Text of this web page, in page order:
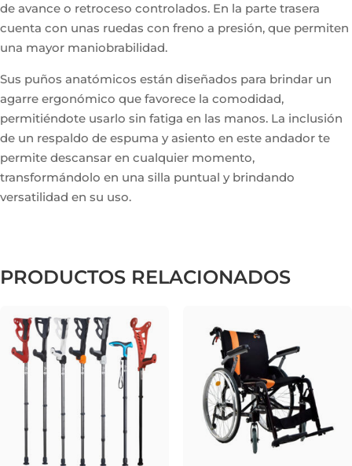
de avance o retroceso controlados. En la parte trasera
cuenta con unas ruedas con freno a presión, que permiten
una mayor maniobrabilidad.
Sus puños anatómicos están diseñados para brindar un
agarre ergonómico que favorece la comodidad,
permitiéndote usarlo sin fatiga en las manos. La inclusión
de un respaldo de espuma y asiento en este andador te
permite descansar en cualquier momento,
transformándolo en una silla puntual y brindando
versatilidad en su uso.
PRODUCTOS RELACIONADOS